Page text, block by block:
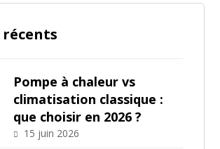
Pompe à chaleur vs
climatisation classique :
que choisir en 2026 ?
15 juin 2026